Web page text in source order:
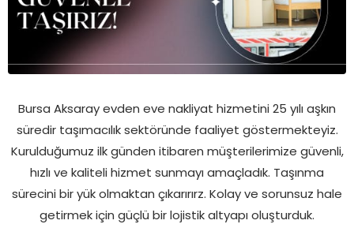
Bursa Aksaray evden eve nakliyat hizmetini 25 yılı aşkın
süredir taşımacılık sektöründe faaliyet göstermekteyiz.
Kurulduğumuz ilk günden itibaren müşterilerimize güvenli,
hızlı ve kaliteli hizmet sunmayı amaçladık. Taşınma
sürecini bir yük olmaktan çıkarırırz. Kolay ve sorunsuz hale
getirmek için güçlü bir lojistik altyapı oluşturduk.